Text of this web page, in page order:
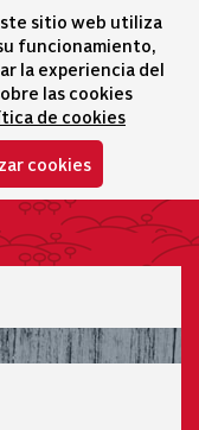
sitio web utiliza
funcionamiento,
la experiencia del
las cookies
de cookies
cookies
Selector idioma
icono